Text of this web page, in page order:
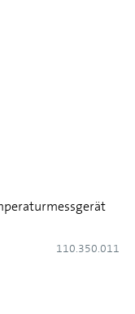
110.350.011